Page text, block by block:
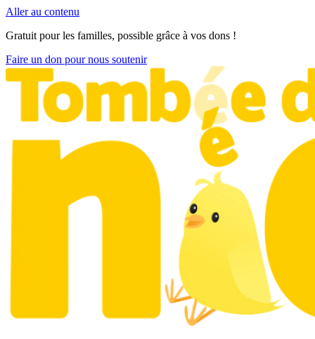
Aller au contenu
Gratuit pour les familles, possible grâce à vos dons !
Faire un don pour nous soutenir